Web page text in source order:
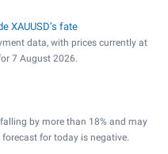
XAUUSD’s fate
data, with prices currently at
7 August 2026.
by more than 18% and may
for today is negative.